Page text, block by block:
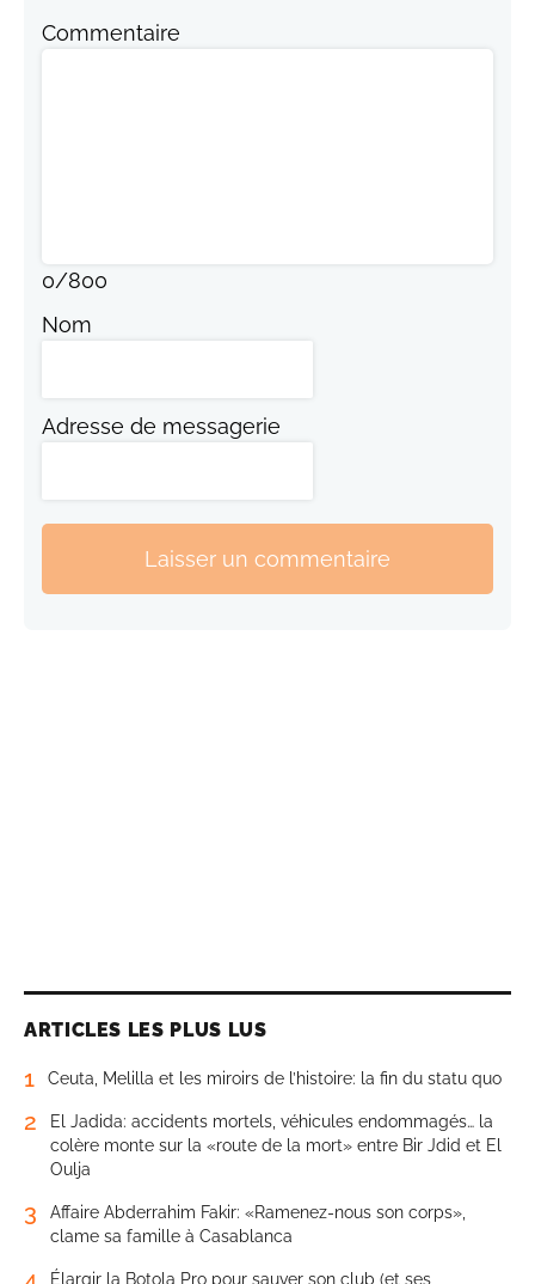
Commentaire
0/800
Nom
Adresse de messagerie
Laisser un commentaire
ARTICLES LES PLUS LUS
1 Ceuta, Melilla et les miroirs de l’histoire: la fin du statu quo
2
El Jadida: accidents mortels, véhicules endommagés… la
colère monte sur la «route de la mort» entre Bir Jdid et El
Oulja
3
Affaire Abderrahim Fakir: «Ramenez-nous son corps»,
clame sa famille à Casablanca
Élargir la Botola Pro pour sauver son club (et ses